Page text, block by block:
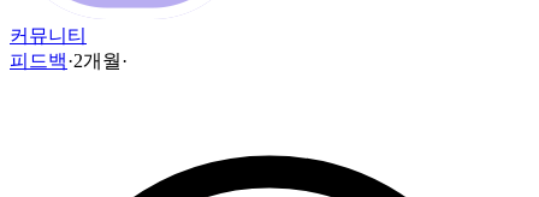
커뮤니티
피드백·2개월·